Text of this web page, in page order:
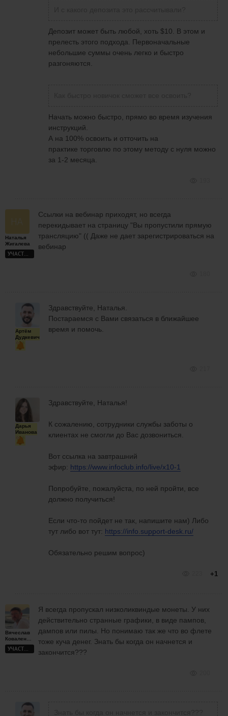
Депозит может быть любой, хоть $10. В этом и
прелесть этого подхода. Первоначальные
небольшие суммы очень легко и быстро
разгоняются.
Начать можно быстро, прямо во время изучения
инструкций.
А на 100% освоить и отточить на
практике торговлю по этому методу с нуля можно
за 1-2 месяца.
Наталья
Жигалева
УЧАСТНИК
Ссылки на вебинар приходят, но всегда
перекидывает на страницу "Вы пропустили прямую
трансляцию" (( Даже не дает зарегистрироваться на
вебинар
Артём
Дудкевич
Здравствуйте, Наталья.
Постараемся с Вами связаться в ближайшее
время и помочь.
Дарья
Иванова
Здравствуйте, Наталья!
К сожалению, сотрудники службы заботы о
клиентах не смогли до Вас дозвониться.
Вот ссылка на завтрашний
эфир: https://www.infoclub.info/live/x10-1
Попробуйте, пожалуйста, по ней пройти, все
должно получиться!
Если что-то пойдет не так, напишите нам) Либо
тут либо вот тут: https://info.support-desk.ru/
Обязательно решим вопрос)
+1
Вячеслав
Коваленко
УЧАСТНИК
Я всегда пропускал низколиквиндые монеты. У них
действительно странные графики, в виде пампов,
дампов или пилы. Но понимаю так же что во флете
тоже куча денег. Знать бы когда он начнется и
закончится???